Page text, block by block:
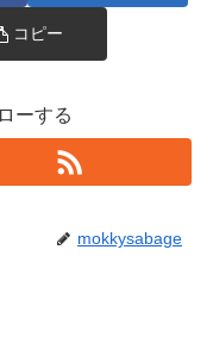
コピー
ーする
mokkysabage